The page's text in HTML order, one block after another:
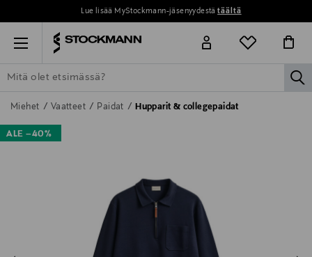
Lue lisää MyStockmann-jäsenyydestätäältä
Menu
ETSI KAIKKI NAISET MIEHET LAPSET KOTI
Miehet Vaatteet Paidat Hupparit & collegepaidat
ALE –40%